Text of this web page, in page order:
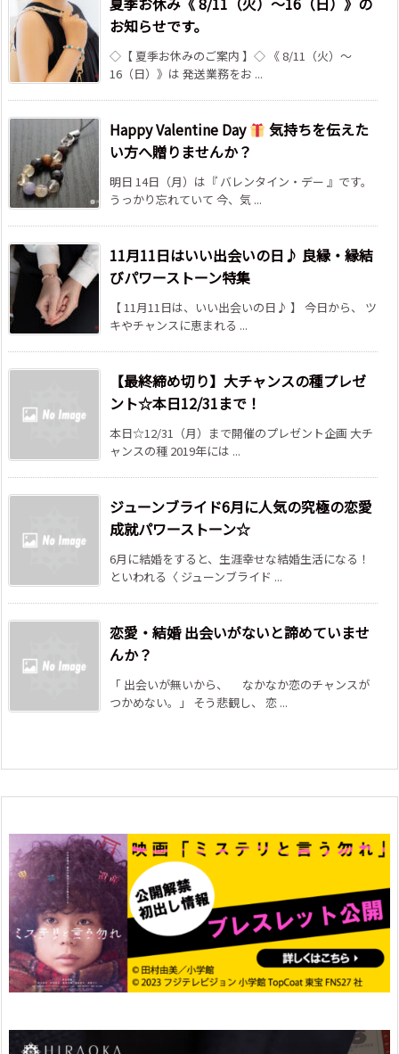
お知らせです。
◇【 夏季お休みのご案内 】◇ 《 8/11（火）～
16（日）》は 発送業務をお ...
Happy Valentine Day
気持ちを伝えた
い方へ贈りませんか？
明日 14日（月）は『 バレンタイン・デー 』です。
うっかり忘れていて 今、気 ...
11月11日はいい出会いの日♪ 良縁・縁結
びパワーストーン特集
【 11月11日は、いい出会いの日♪ 】 今日から、 ツ
キやチャンスに恵まれる ...
【最終締め切り】大チャンスの種プレゼ
ント☆本日12/31まで！
本日☆12/31（月）まで開催のプレゼント企画 大チ
ャンスの種 2019年には ...
ジューンブライド6月に人気の究極の恋愛
成就パワーストーン☆
6月に結婚をすると、生涯幸せな結婚生活になる！
といわれる〈 ジューンブライド ...
恋愛・結婚 出会いがないと諦めていませ
んか？
「 出会いが無いから、 なかなか恋のチャンスが
つかめない。」 そう悲観し、 恋 ...